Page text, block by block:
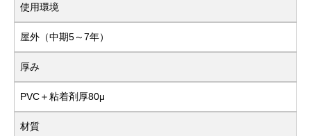
使用環境
屋外（中期5～7年）
厚み
PVC＋粘着剤厚80μ
材質